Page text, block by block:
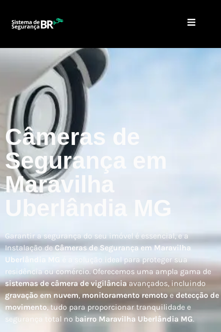
Câmeras de
Segurança em
Maravilha
Uberlândia MG
Garantir a segurança do seu imóvel é essencial, e a
Instalação deCâmeras de Segurança em Maravilha
Uberlândia MG
é a solução ideal para proteger sua
residência ou comércio. Oferecemos uma ampla gama de
sistemas de câmera de vigilância avançados, incluindo
gravação em nuvem, monitoramento remoto e detecção de
movimento, tudo para proporcionar tranquilidade e
segurança total no bairro Maravilha Uberlândia MG.